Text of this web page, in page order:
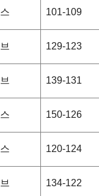
101-109
129-123
139-131
150-126
120-124
134-122